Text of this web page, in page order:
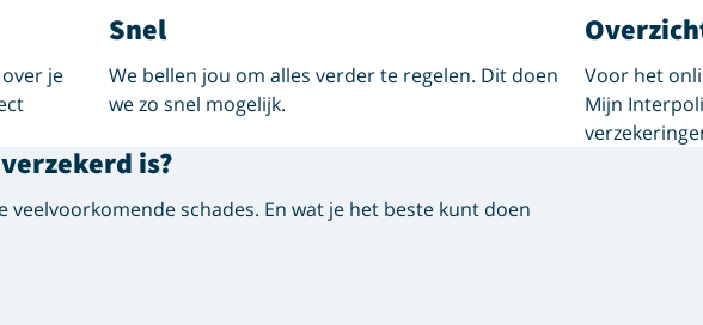
je
Snel
We bellen jou om alles verder te regelen. Dit doen
we zo snel mogelijk.
Voor het
Mijn
is?
veelvoorkomende schades. En wat je het beste kunt doen